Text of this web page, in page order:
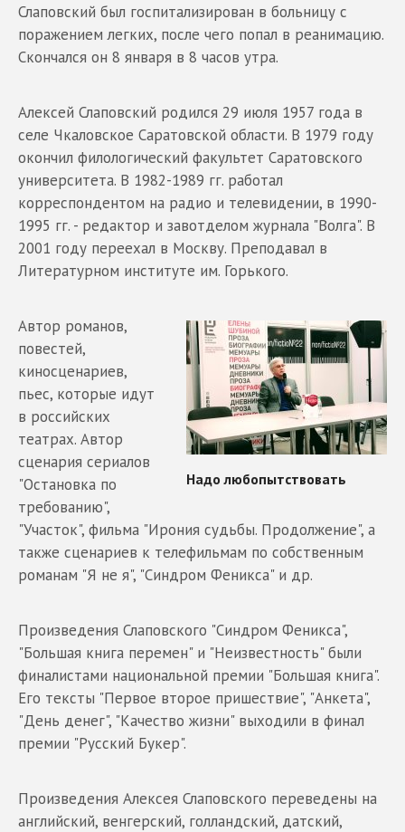
Слаповский был госпитализирован в больницу с
поражением легких, после чего попал в реанимацию.
Скончался он 8 января в 8 часов утра.
Алексей Слаповский родился 29 июля 1957 года в
селе Чкаловское Саратовской области. В 1979 году
окончил филологический факультет Саратовского
университета. В 1982-1989 гг. работал
корреспондентом на радио и телевидении, в 1990-
1995 гг. - редактор и завотделом журнала "Волга". В
2001 году переехал в Москву. Преподавал в
Литературном институте им. Горького.
Автор романов,
повестей,
киносценариев,
пьес, которые идут
в российских
театрах. Автор
сценария сериалов
"Остановка по
требованию",
"Участок", фильма "Ирония судьбы. Продолжение", а
также сценариев к телефильмам по собственным
романам "Я не я", "Синдром Феникса" и др.
Произведения Слаповского "Синдром Феникса",
"Большая книга перемен" и "Неизвестность" были
финалистами национальной премии "Большая книга".
Его тексты "Первое второе пришествие", "Анкета",
"День денег", "Качество жизни" выходили в финал
премии "Русский Букер".
Произведения Алексея Слаповского переведены на
английский, венгерский, голландский, датский,